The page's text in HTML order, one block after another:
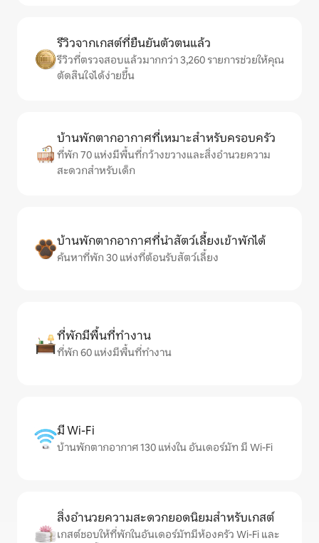
รีวิวจากเกสต์ที่ยืนยันตัวตนแล้ว
รีวิวที่ตรวจสอบแล้วมากกว่า 3,260 รายการช่วยให้คุณ
ตัดสินใจได้ง่ายขึ้น
บ้านพักตากอากาศที่เหมาะสำหรับครอบครัว
ที่พัก 70 แห่งมีพื้นที่กว้างขวางและสิ่งอำนวยความ
สะดวกสำหรับเด็ก
บ้านพักตากอากาศที่นำสัตว์เลี้ยงเข้าพักได้
ค้นหาที่พัก 30 แห่งที่ต้อนรับสัตว์เลี้ยง
ที่พักมีพื้นที่ทำงาน
ที่พัก 60 แห่งมีพื้นที่ทำงาน
มี Wi-Fi
บ้านพักตากอากาศ 130 แห่งใน อันเดอร์มัท มี Wi-Fi
สิ่งอำนวยความสะดวกยอดนิยมสำหรับเกสต์
เกสต์ชอบให้ที่พักในอันเดอร์มัทมีห้องครัว Wi-Fi และ